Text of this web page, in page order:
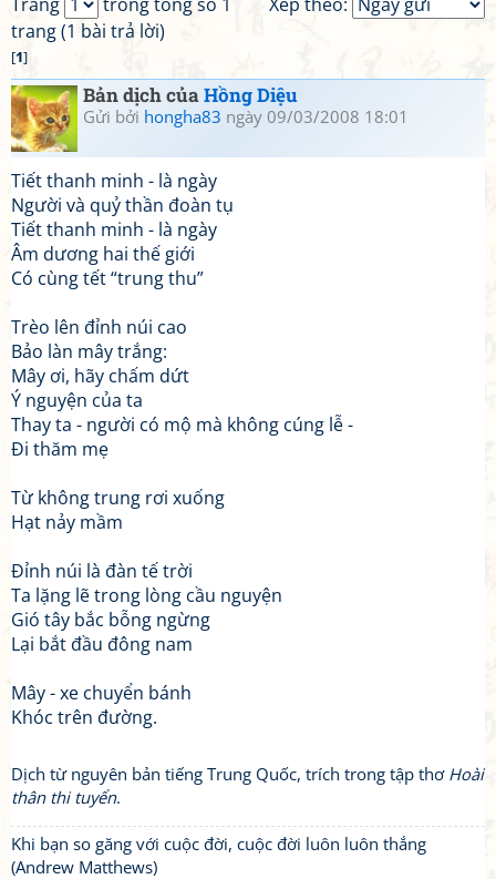
trang (1 bài trả lời)
[1]
Bản dịch củaHồng Diệu
Gửi bởi hongha83 ngày 09/03/2008 18:01
Tiết thanh minh - là ngày
Người và quỷ thần đoàn tụ
Tiết thanh minh - là ngày
Âm dương hai thế giới
Có cùng tết “trung thu”
Trèo lên đỉnh núi cao
Bảo làn mây trắng:
Mây ơi, hãy chấm dứt
Ý nguyện của ta
Thay ta - người có mộ mà không cúng lễ -
Đi thăm mẹ
Từ không trung rơi xuống
Hạt nảy mầm
Đỉnh núi là đàn tế trời
Ta lặng lẽ trong lòng cầu nguyện
Gió tây bắc bỗng ngừng
Lại bắt đầu đông nam
Mây - xe chuyển bánh
Khóc trên đường.
Dịch từ nguyên bản tiếng Trung Quốc, trích trong tập thơ Hoài
thân thi tuyển.
Khi bạn so găng với cuộc đời, cuộc đời luôn luôn thắng
(Andrew Matthews)